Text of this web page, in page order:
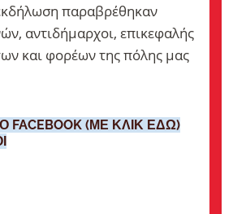
παραβρέθηκαν
αντιδήμαρχοι, επικεφαλής
και φορέων της πόλης μας
(ΜΕ ΚΛΙΚ ΕΔΩ)